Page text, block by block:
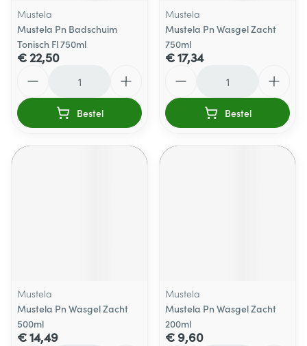
Mustela
Mustela Pn Badschuim
Tonisch Fl 750ml
€ 22,50
Bestel
Mustela
Mustela Pn Wasgel Zacht
750ml
€ 17,34
Bestel
Mustela
Mustela Pn Wasgel Zacht
500ml
€ 14,49
Mustela
Mustela Pn Wasgel Zacht
200ml
€ 9,60